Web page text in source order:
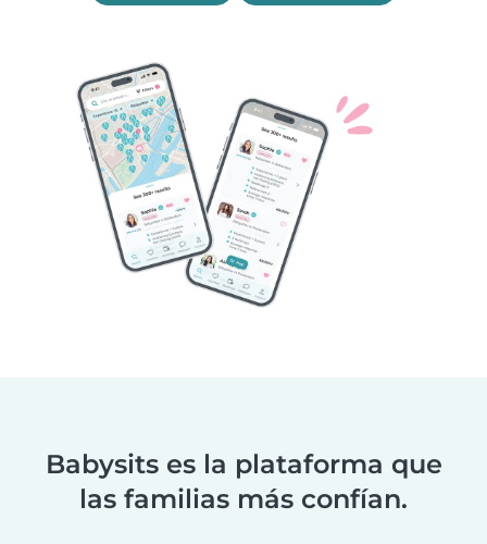
Babysits es la plataforma que
las familias más confían.